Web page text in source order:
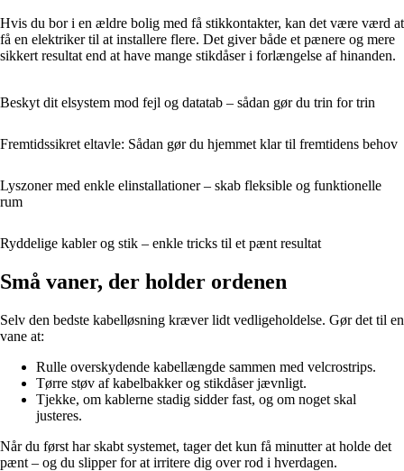
Hvis du bor i en ældre bolig med få stikkontakter, kan det være værd at
få en elektriker til at installere flere. Det giver både et pænere og mere
sikkert resultat end at have mange stikdåser i forlængelse af hinanden.
Beskyt dit elsystem mod fejl og datatab – sådan gør du trin for trin
Fremtidssikret eltavle: Sådan gør du hjemmet klar til fremtidens behov
Lyszoner med enkle elinstallationer – skab fleksible og funktionelle
rum
Ryddelige kabler og stik – enkle tricks til et pænt resultat
Små vaner, der holder ordenen
Selv den bedste kabelløsning kræver lidt vedligeholdelse. Gør det til en
vane at:
Rulle overskydende kabellængde sammen med velcrostrips.
Tørre støv af kabelbakker og stikdåser jævnligt.
Tjekke, om kablerne stadig sidder fast, og om noget skal
justeres.
Når du først har skabt systemet, tager det kun få minutter at holde det
pænt – og du slipper for at irritere dig over rod i hverdagen.